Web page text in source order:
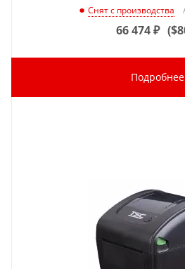
Снят с производства
66 474₽ (
Подробнее